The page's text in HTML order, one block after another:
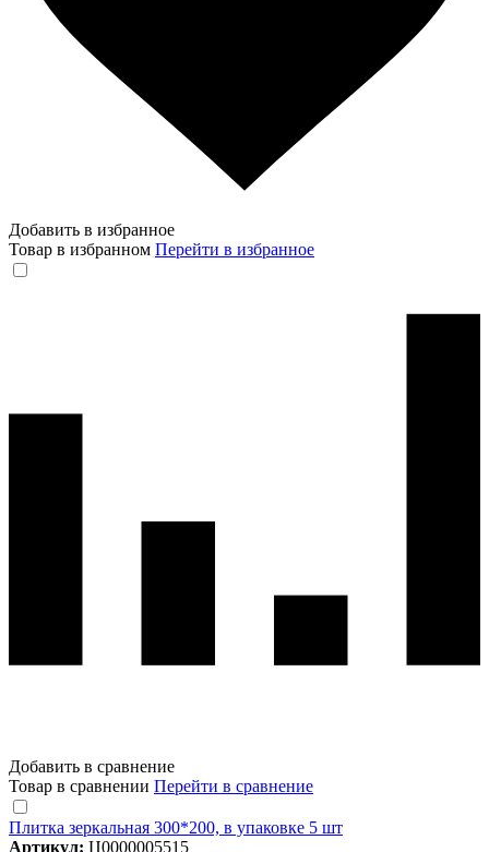
Добавить в избранное
Товар в избранном Перейти в избранное
Добавить в сравнение
Товар в сравнении Перейти в сравнение
Плитка зеркальная 300*200, в упаковке 5 шт
Артикул: Ц0000005515